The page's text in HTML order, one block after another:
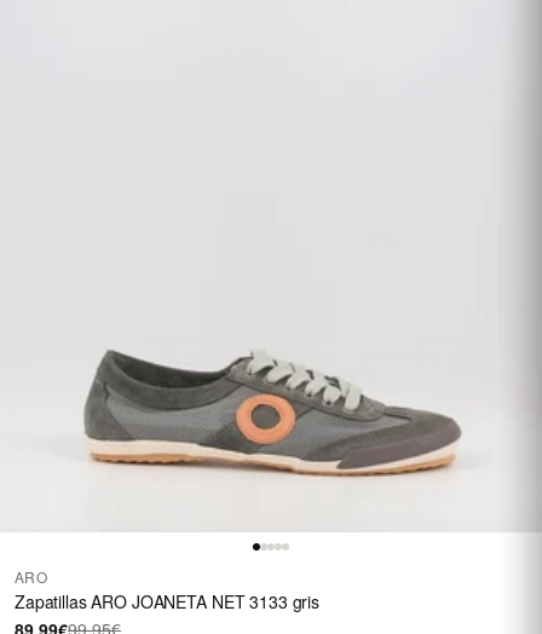
ARO
Zapatillas ARO JOANETA NET 3133 gris
89,99€99,95€